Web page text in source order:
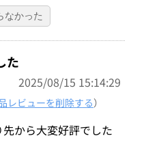
なかった
た
2025/08/15 15:14:29
レビューを削除する）
から大変好評でした